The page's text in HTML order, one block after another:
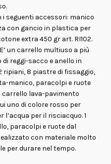
i seguenti accessori: manico
con gancio in plastica per
extra 450 gr art. RI102.
E’ un carrello multiuso a più
reggi-sacco e anello in
ripiani, 8 piastre di fissaggio,
manico, paracolpi e ruote
carrello lava-pavimento
uno di colore rosso per
l’acqua per il risciacquo. 1
paracolpi e ruote dal
con materiale molto
per durare nel tempo.